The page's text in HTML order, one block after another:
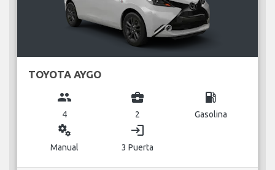
TOYOTA AYGO
group
4
business_center
2
local_gas_station
Gasolina
miscellaneous_services
Manual
login
3 Puerta